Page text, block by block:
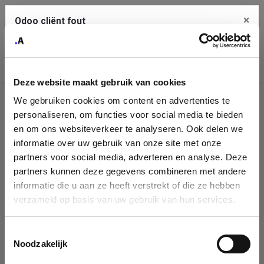
Deze website maakt gebruik van cookies
We gebruiken cookies om content en advertenties te
personaliseren, om functies voor social media te bieden
en om ons websiteverkeer te analyseren. Ook delen we
informatie over uw gebruik van onze site met onze
partners voor social media, adverteren en analyse. Deze
partners kunnen deze gegevens combineren met andere
informatie die u aan ze heeft verstrekt of die ze hebben
verzameld op basis van uw gebruik van hun services.
Noodzakelijk
Identificatie
onderneming
Please fill in your company details
You can search a company in our database by name, VAT or
enterprise ID. When a company is selected it will auto-complete the
form. If you don't find your company in our database, you can create
Odoo cliënt fout ×
klembord
Je dient de kopieer knop te gebruiken om de fout te melden
aan support.
Bekijk details